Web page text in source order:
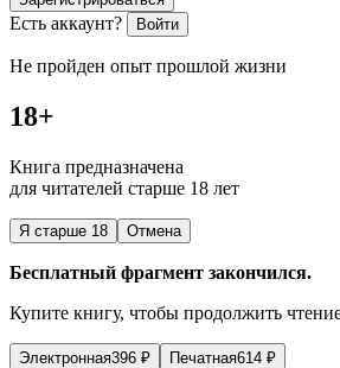
Есть аккаунт? Войти
Не пройден опыт прошлой жизни
18+
Книга предназначена
для читателей старше 18 лет
Я старше 18 Отмена
Бесплатный фрагмент закончился.
Купите книгу, чтобы продолжить
Электронная396 ₽ Печатная614 ₽